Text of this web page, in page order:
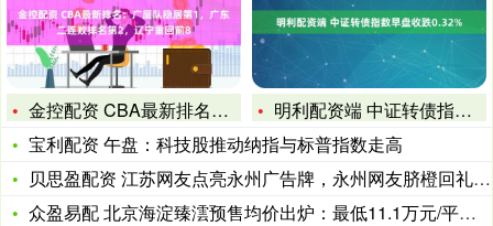
金控配资 CBA最新排名：广厦队稳居第1，广东二连败排名第2
明利配资端 中证转债指数早盘收跌0.32%
宝利配资 午盘：科技股推动纳指与标普指数走高
贝思盈配资 江苏网友点亮永州广告牌，永州网友脐橙回礼已送达
众盈易配 北京海淀臻澐预售均价出炉：最低11.1万元/平米，